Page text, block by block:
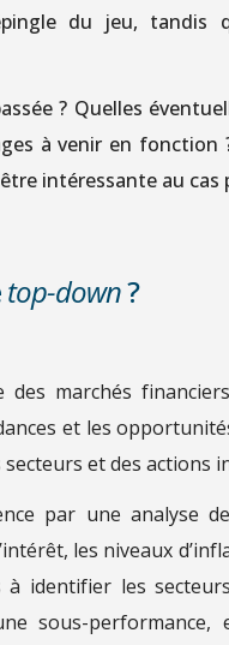
du jeu, tandis
? Quelles
à venir en fonction
intéressante au cas
top-down?
marchés
et les
et des actions
par une analyse
les niveaux
identifier les
sous-